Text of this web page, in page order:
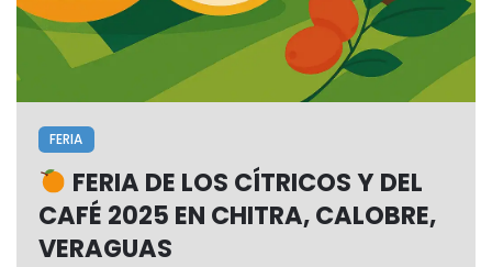
FERIA
FERIA DE LOS CÍTRICOS Y DEL
CAFÉ 2025 EN CHITRA, CALOBRE,
VERAGUAS